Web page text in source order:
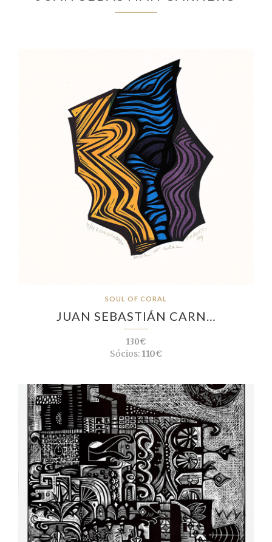
SOUL OF CORAL
JUAN SEBASTIÁN CARN…
130€
Sócios: 110€